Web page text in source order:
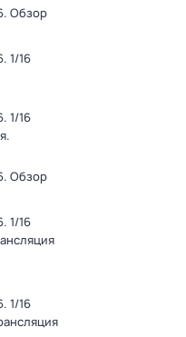
Обзор
1/16
1/16
Обзор
1/16
1/16